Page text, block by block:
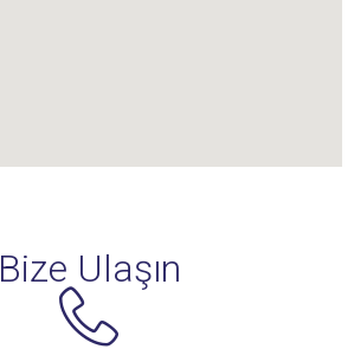
Bize Ulaşın